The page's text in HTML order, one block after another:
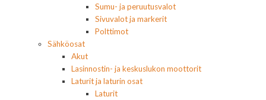
Sumu- ja peruutusvalot
Sivuvalot ja markerit
Polttimot
Sähköosat
Akut
Lasinnostin- ja keskuslukon moottorit
Laturit ja laturin osat
Laturit